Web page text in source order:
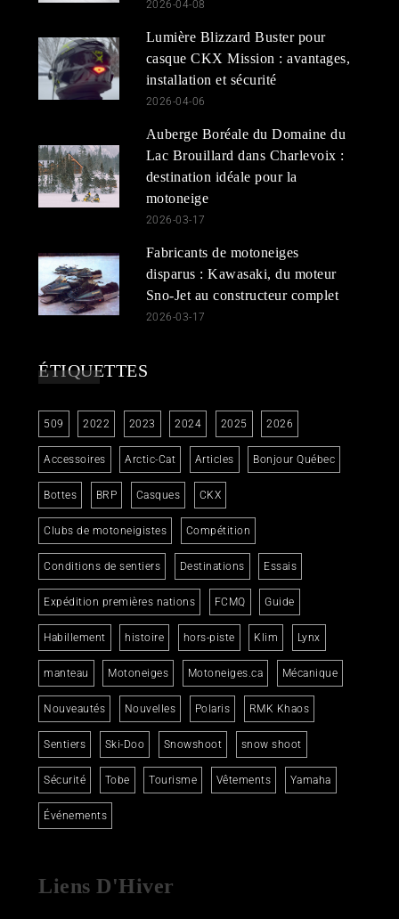
2026-04-08
Lumière Blizzard Buster pour
casque CKX Mission : avantages,
installation et sécurité
2026-04-06
Auberge Boréale du Domaine du
Lac Brouillard dans Charlevoix :
destination idéale pour la
motoneige
2026-03-17
Fabricants de motoneiges
disparus : Kawasaki, du moteur
Sno-Jet au constructeur complet
2026-03-17
ÉTIQUETTES
509 2022 2023 2024 2025 2026
Accessoires Arctic-Cat Articles Bonjour Québec
Bottes BRP Casques CKX
Clubs de motoneigistes Compétition
Conditions de sentiers Destinations Essais
Expédition premières nations FCMQ Guide
Habillement histoire hors-piste Klim Lynx
manteau Motoneiges Motoneiges.ca Mécanique
Nouveautés Nouvelles Polaris RMK Khaos
Sentiers Ski-Doo Snowshoot snow shoot
Sécurité Tobe Tourisme Vêtements Yamaha
Événements
Liens D'Hiver